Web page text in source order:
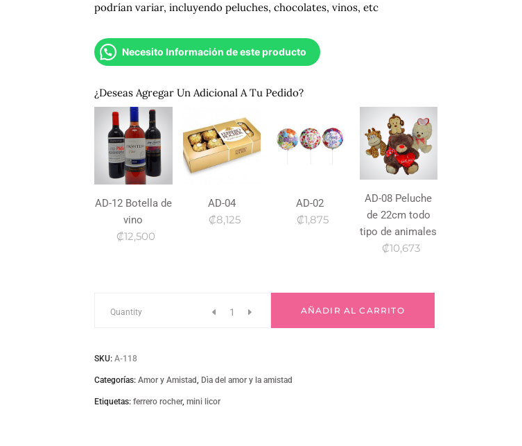
podrían variar, incluyendo peluches, chocolates, vinos, etc
Necesito Información de este producto
¿Deseas Agregar Un Adicional A Tu Pedido?
AD-12 Botella de
vino
₡12,500
AD-04
₡8,125
AD-02
₡1,875
AD-08 Peluche
de 22cm todo
tipo de animales
₡10,673
a-
quantity
Quantity AÑADIR AL CARRITO
SKU: A-118
Categorías: Amor y Amistad, Dìa del amor y la amistad
Etiquetas: ferrero rocher, mini licor